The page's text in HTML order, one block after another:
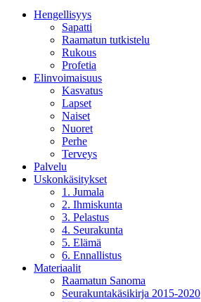
Hengellisyys
Sapatti
Raamatun tutkistelu
Rukous
Profetia
Elinvoimaisuus
Kasvatus
Lapset
Naiset
Nuoret
Perhe
Terveys
Palvelu
Uskonkäsitykset
1. Jumala
2. Ihmiskunta
3. Pelastus
4. Seurakunta
5. Elämä
6. Ennallistus
Materiaalit
Raamatun Sanoma
Seurakuntakäsikirja 2015-2020